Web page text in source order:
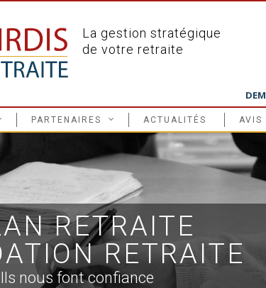
La gestion stratégique
de votre retraite
PARTENAIRES ACTUALITÉS AVIS
RETRAITE
RETRAITE
Ils nous font confiance